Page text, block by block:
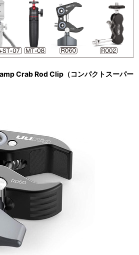
Crab Rod Clip（コンパクトスーパー